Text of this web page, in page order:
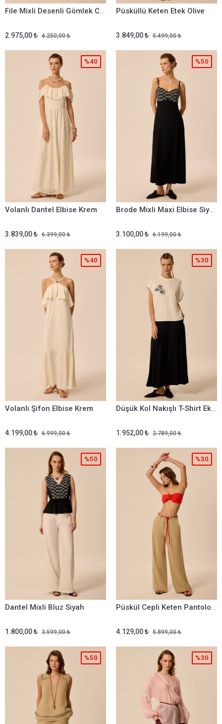
File Mixli Desenli Gömlek Camel
2.975,00 ₺ 4.250,00 ₺
Püsküllü Keten Etek Olive
3.849,00 ₺ 5.499,00 ₺
Volanlı Dantel Elbise Krem
3.839,00 ₺ 6.399,00 ₺
%40
Brode Mixli Maxi Elbise Siyah
3.100,00 ₺ 6.199,00 ₺
%50
Volanlı Şifon Elbise Krem
4.199,00 ₺ 6.999,00 ₺
%40
Düşük Kol Nakışlı T-Shirt Ekru
1.952,00 ₺ 2.789,00 ₺
%30
Dantel Mixli Bluz Siyah
1.800,00 ₺ 3.599,00 ₺
%50
Püskül Cepli Keten Pantolon Olive
4.129,00 ₺ 5.899,00 ₺
%30
%50 %30